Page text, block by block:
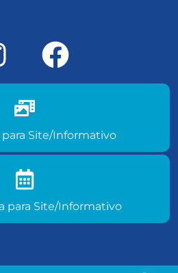
para Site/Informativo
do seu clube para
para Site/Informativo
de eventos para